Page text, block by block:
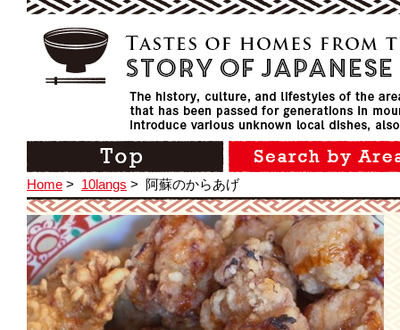
Home > 10langs > 阿蘇のからあげ